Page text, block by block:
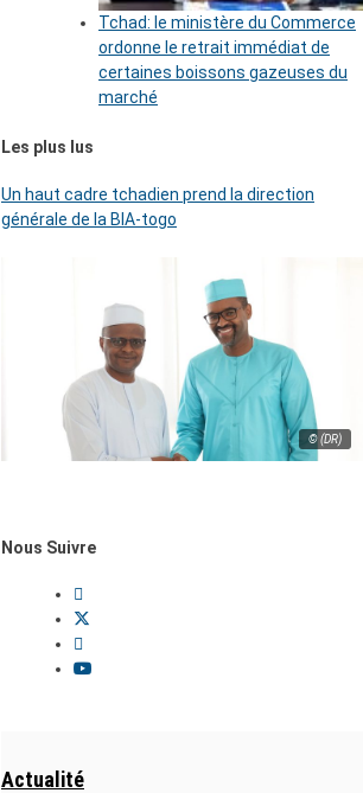
Tchad: le ministère du Commerce
ordonne le retrait immédiat de
certaines boissons gazeuses du
marché
Les plus lus
Un haut cadre tchadien prend la direction
générale de la BIA-togo
© (DR)
Nous Suivre
Actualité